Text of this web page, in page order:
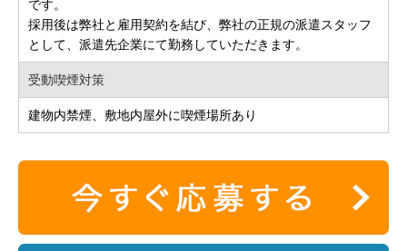
です。
採用後は弊社と雇用契約を結び、弊社の正規の派遣スタッフ
として、派遣先企業にて勤務していただきます。
受動喫煙対策
建物内禁煙、敷地内屋外に喫煙場所あり